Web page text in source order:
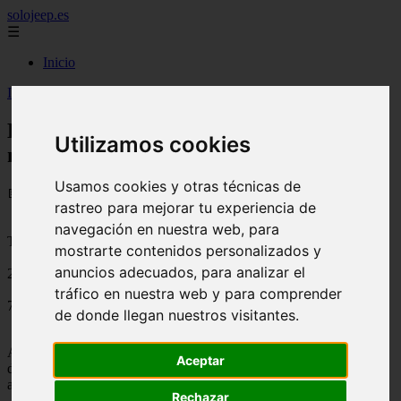
Utilizamos cookies
Usamos cookies y otras técnicas de
rastreo para mejorar tu experiencia de
navegación en nuestra web, para
mostrarte contenidos personalizados y
anuncios adecuados, para analizar el
tráfico en nuestra web y para comprender
de donde llegan nuestros visitantes.
Aceptar
Rechazar
solojeep.es
☰
Inicio
Inicio
Las mejores fotos de autos clasicos
modificados
📅 05/08/2025
Tutoriales para el Auto
2013-01-29
7163
Aquí compartirmos con ustedes las mejores recoipliaciones de fotos
de autos o coches clásicos antiguos modificados. Ideal para los
amantes de lo clásico, buen gusto y del amor por el motor.